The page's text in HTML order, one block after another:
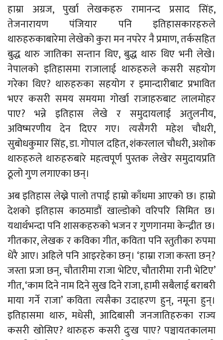
हाम्रा अग्रज, पुर्खा लेखकहरु रामानन्द प्रसाद सिंह,
तेजनारायण पंजियार पनि इतिहासकारहरुले
थारुहरुकाबारेमा लेखेको कुरा मन नपरेर नै प्रमाण, तर्कसहित
बुद्ध थारु जातिका सन्तान थिए, बुद्ध थारु थिए भनी लेखे।
नेपालको इतिहासमा राजालाई थारुहरुले कसरी सहयोग
गरेका थिए? थारुहरुका सहयोग र इमान्दारीबाट प्रभावित
भएर कसरी समय समयमा गोर्खा राजाहरुबाट लालमोहर
पाए? भन्ने इतिहास लेखे र समुदायलाई अतुलनीय,
अविष्मरणीय देन दिएर गए। त्यसैगरी महेश चौधरी,
सुबोधकुमार सिंह, डा. गोपाल दहित, शंकरलाल चौधरी, अशोक
थारुहरुले थारुहरुबारे महत्वपूर्ण पुस्तक लेखेर समुदायप्रति
ठूलो गुण लगाएका छन्।
अब इतिहास लेख्ने पालो तपाईं हाम्रो काँधमा आएको छ। हाम्रो
देशको इतिहास काठमाडौं खाल्डोको वरिपरि सिमित छ।
यथार्थभन्दा पनि शासकहरुको भजन र गुणगानमा केन्द्रीत छ।
गीतकार, लेखक र कविका गीत, कविता पनि स्तुतीका रुपमा
धेरै आए। अहिले पनि आइरहेका छन्। ‘हाम्रा राजा कस्ता छन्?
जस्ता प्रजा छन्, चौतारीमा राजा भेटिए, चौतारीमा रानी भेटिए’
गीत, ‘काम दिने नाम दिने सुख दिने राजा, हामी सबैलाई बराबरी
माया गर्ने राजा’ कविता त्यसैका उदाहरण हुन्, नमूना हुन्।
इतिहासमा थारु, मधेसी, आदिबासी जनजातिहरुका राज्य
कसरी खोसिए? थारुहरु कसरी दुःख पाए? पञ्चायतकालमा